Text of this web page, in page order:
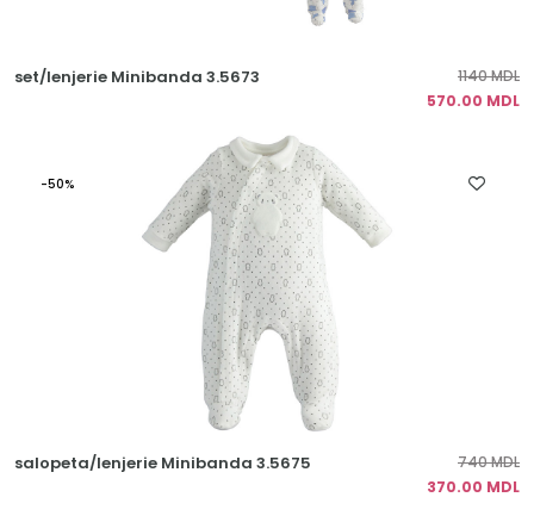
set/lenjerie Minibanda 3.5673
1140 MDL
570.00 MDL
-50%
salopeta/lenjerie Minibanda 3.5675
740 MDL
370.00 MDL